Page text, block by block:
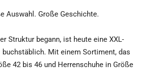
Auswahl. Große Geschichte.
Struktur begann, ist heute eine XXL-
Mit einem Sortiment, das
42 bis 46 und Herrenschuhe in Größe